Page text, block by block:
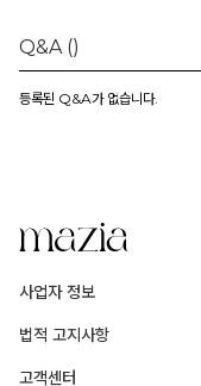
Q&A ()
등록된 Q&A가 없습니다.
사업자 정보
법적 고지사항
고객센터